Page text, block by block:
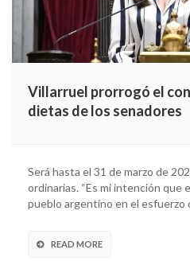
Villarruel prorrogó el
dietas de los senadores
Será hasta el 31 de marzo de
ordinarias. “Es mi intención que
pueblo argentino en el esfuerzo
READ MORE